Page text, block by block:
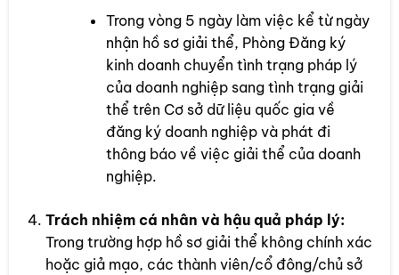
Trong vòng 5 ngày làm việc kể từ ngày
nhận hồ sơ giải thể, Phòng Đăng ký
kinh doanh chuyển tình trạng pháp lý
của doanh nghiệp sang tình trạng giải
thể trên Cơ sở dữ liệu quốc gia về
đăng ký doanh nghiệp và phát đi
thông báo về việc giải thể của doanh
nghiệp.
Trách nhiệm cá nhân và hậu quả pháp lý:
Trong trường hợp hồ sơ giải thể không chính xác
hoặc giả mạo, các thành viên/cổ đông/chủ sở